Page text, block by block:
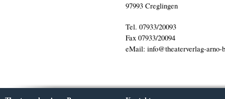
97993 Creglingen
Tel. 07933/20093
Fax 07933/20094
eMail: info@theaterverlag-arno-